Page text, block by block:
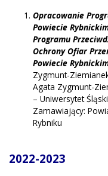
Opracowanie
Powiecie
Programu
Ochrony Ofiar
Powiecie
Zygmunt-
Agata Zygmunt-
– Uniwersytet Śląski
Zamawiający:
Rybniku
2022-2023